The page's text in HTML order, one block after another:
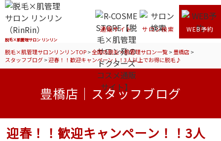
脱毛×肌管理サロン リンリン
通販サイト サロン検索 WEB予約
脱毛×肌管理サロンリンリンTOP>全国の脱毛×肌管理サロン一覧>豊橋店>
スタッフブログ>迎春！！歓迎キャンペーン！！3人以上でお得に脱毛♪
豊橋店｜スタッフブログ
迎春！！歓迎キャンペーン！！3人